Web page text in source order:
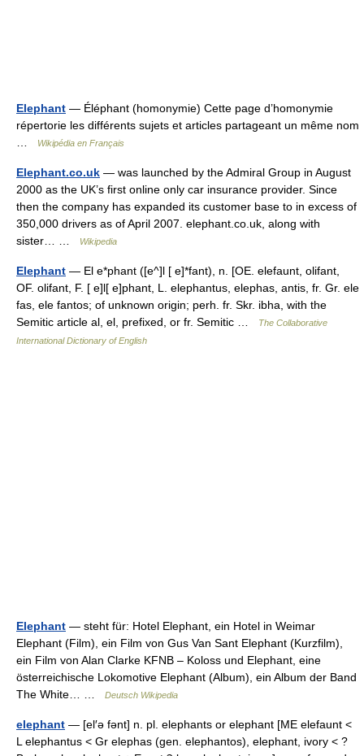
Elephant — Éléphant (homonymie) Cette page d’homonymie
répertorie les différents sujets et articles partageant un même nom
Wikipédia en Français
Elephant.co.uk — was launched by the Admiral Group in August
2000 as the UK’s first online only car insurance provider. Since
then the company has expanded its customer base to in excess of
350,000 drivers as of April 2007. elephant.co.uk, along with
sister… …
Wikipedia
Elephant — El e*phant ([e^]l [ e]*fant), n. [OE. elefaunt, olifant,
OF. olifant, F. [ e]l[ e]phant, L. elephantus, elephas, antis, fr. Gr. ele
fas, ele fantos; of unknown origin; perh. fr. Skr. ibha, with the
Semitic article al, el, prefixed, or fr. Semitic …
The Collaborative
International Dictionary of English
Elephant — steht für: Hotel Elephant, ein Hotel in Weimar
Elephant (Film), ein Film von Gus Van Sant Elephant (Kurzfilm),
ein Film von Alan Clarke KFNB – Koloss und Elephant, eine
österreichische Lokomotive Elephant (Album), ein Album der Band
The White… …
Deutsch Wikipedia
elephant — [el′ə fənt] n. pl. elephants or elephant [ME elefaunt <
L elephantus < Gr elephas (gen. elephantos), elephant, ivory < ?